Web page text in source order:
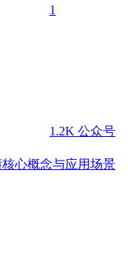
1
1.2K 公众号
心概念与应用场景